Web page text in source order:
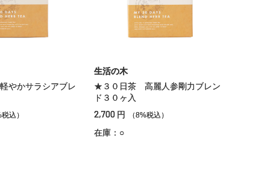
かサラシアブレ
込）
生活の木
★３０日茶 高麗人参剛力ブレン
ド３０ヶ入
2,700 円 （8%税込）
在庫：○